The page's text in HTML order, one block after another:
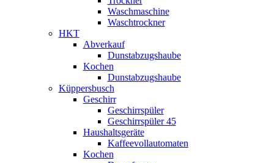
Waschmaschine
Waschtrockner
HKT
Abverkauf
Dunstabzugshaube
Kochen
Dunstabzugshaube
Küppersbusch
Geschirr
Geschirrspüler
Geschirrspüler 45
Haushaltsgeräte
Kaffeevollautomaten
Kochen